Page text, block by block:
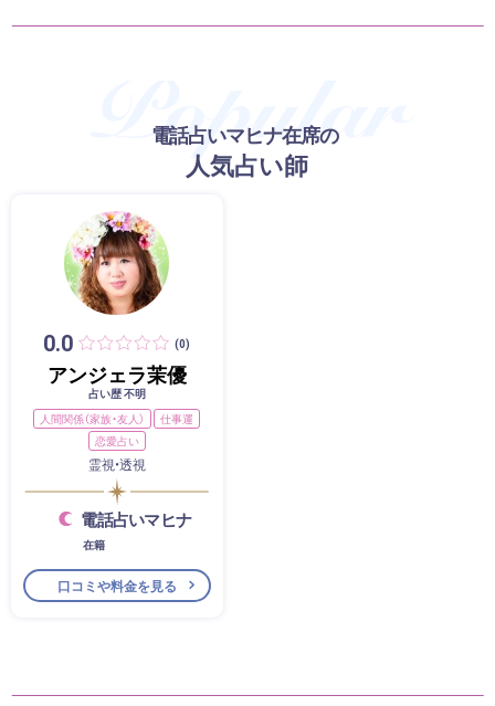
電話占いマヒナ在席の
人気占い師
0.0 (0)
アンジェラ茉優
占い歴 不明
人間関係（家族・友人）
仕事運
恋愛占い
霊視・透視
電話占いマヒナ
在籍
口コミや料金を見る